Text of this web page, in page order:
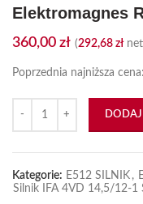
Elektromagnes
360,00 zł (292,68 zł
Poprzednia najniższa cena:
Kategorie: E512 SILNIK ,
Silnik IFA 4VD 14,5/12-1